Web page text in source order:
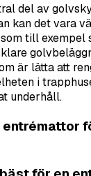
del av
kan det vara
till
är lätta att
i
underhåll.